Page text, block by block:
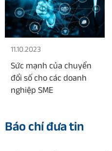
11.10.2023
Sức mạnh của chuyển
đổi số cho các doanh
nghiệp SME
Báo chí đưa tin